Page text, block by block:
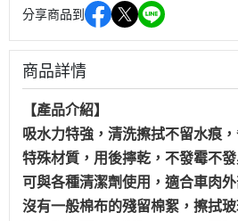
分享商品到
商品詳情
【產品介紹】
吸水力特強，清洗擦拭不留水痕
特殊材質，用後擰乾，不發霉不
可與各種清潔劑使用，適合車肉
沒有一般棉布的殘留棉絮，擦拭